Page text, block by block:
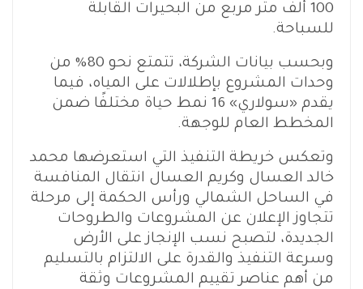
100 ألف متر مربع من البحيرات القابلة
للسباحة.
وبحسب بيانات الشركة، تتمتع نحو 80% من
وحدات المشروع بإطلالات على المياه، فيما
يقدم «سولاري» 16 نمط حياة مختلفًا ضمن
المخطط العام للوجهة.
وتعكس خريطة التنفيذ التي استعرضها محمد
خالد العسال وكريم العسال انتقال المنافسة
في الساحل الشمالي ورأس الحكمة إلى مرحلة
تتجاوز الإعلان عن المشروعات والطروحات
الجديدة، لتصبح نسب الإنجاز على الأرض
وسرعة التنفيذ والقدرة على الالتزام بالتسليم
من أهم عناصر تقييم المشروعات وثقة